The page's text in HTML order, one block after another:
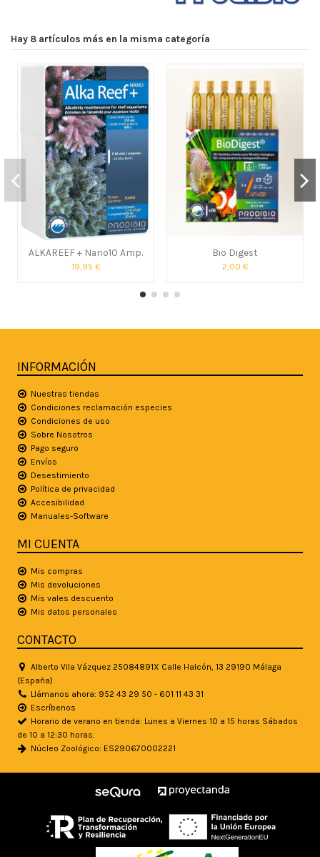
Hay 8 artículos más en la misma categoría
ALKAREEF + Nano10 Amp.
19,95 €
Bio Digest
2,00 €
INFORMACIÓN
Nuestras tiendas
Condiciones reclamación especies
Condiciones de uso
Sobre Nosotros
Pago seguro
Envíos
Desestimiento
Política de privacidad
Accesibilidad
Manuales-Software
MI CUENTA
Mis compras
Mis devoluciones
Mis vales descuento
Mis datos personales
CONTACTO
Alberto Vila Vázquez 25084891X Calle Halcón, 13 29190 Málaga
(España)
Llámanos ahora: 952 43 29 50 - 601 11 43 31
Escríbenos
Horario de verano en tienda: Lunes a Viernes 10 a 15 horas Sábados
de 10 a 12:30 horas.
Núcleo Zoológico: ES290670002221